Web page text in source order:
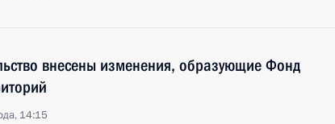
внесены изменения, образующие Фонд
14:15